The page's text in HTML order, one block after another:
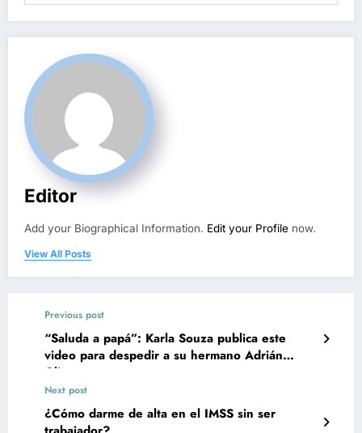
Editor
Add your Biographical Information. Edit your Profile now.
View All Posts
Previous post
“Saluda a papá”: Karla Souza publica este
video para despedir a su hermano Adrián
Olivares
Next post
¿Cómo darme de alta en el IMSS sin ser